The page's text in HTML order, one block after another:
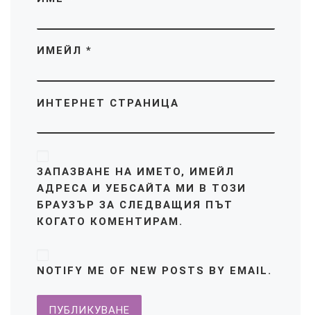
ИМЕЙЛ *
ИНТЕРНЕТ СТРАНИЦА
ЗАПАЗВАНЕ НА ИМЕТО, ИМЕЙЛ
АДРЕСА И УЕБСАЙТА МИ В ТОЗИ
БРАУЗЪР ЗА СЛЕДВАЩИЯ ПЪТ
КОГАТО КОМЕНТИРАМ.
NOTIFY ME OF NEW POSTS BY EMAIL.